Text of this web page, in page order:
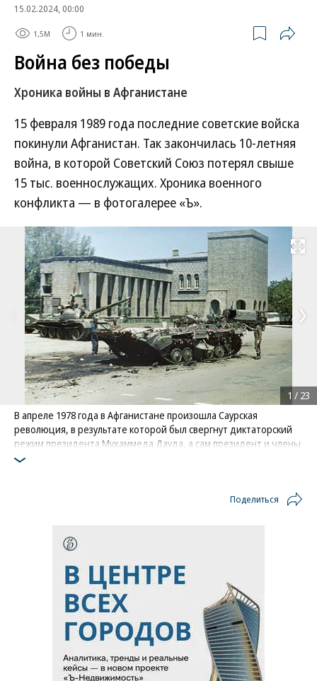
15.02.2024, 00:00
1,5M 1 мин.
Война без победы
Хроника войны в Афганистане
15 февраля 1989 года последние советские войска
покинули Афганистан. Так закончилась 10-летняя
война, в которой Советский Союз потерял свыше
15 тыс. военнослужащих. Хроника военного
конфликта — в фотогалерее «Ъ».
Развернуть
В апреле 1978 года в Афганистане произошла Саурская
революция, в результате которой был свергнут диктаторский
режим президента Мухаммеда Дауда, а сам президент и члены
его семьи были убиты. К власти пришла Народно-
1 / 23
Поделиться